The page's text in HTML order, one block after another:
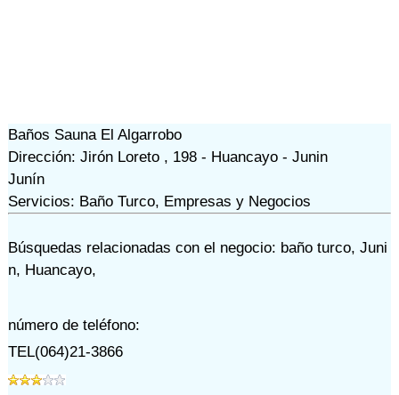
Baños Sauna El Algarrobo
Dirección: Jirón Loreto , 198 - Huancayo - Junin
Junín
Servicios: Baño Turco, Empresas y Negocios
Búsquedas relacionadas con el negocio: baño turco, Juni
n, Huancayo,
número de teléfono:
TEL(064)21-3866